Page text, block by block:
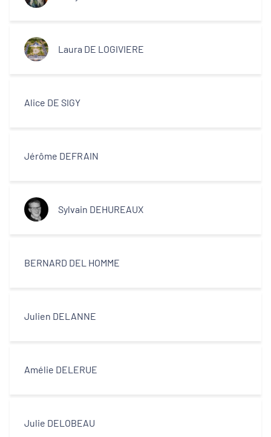
Laura DE LOGIVIERE
Alice DE SIGY
Jérôme DEFRAIN
Sylvain DEHUREAUX
BERNARD DEL HOMME
Julien DELANNE
Amélie DELERUE
Julie DELOBEAU